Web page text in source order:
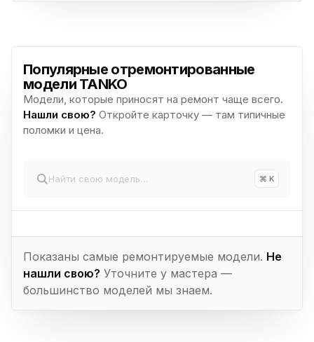
Популярные отремонтированные
модели TANKO
Модели, которые приносят на ремонт чаще всего.
Нашли свою? Откройте карточку — там типичные
поломки и цена.
⌘ K
Показаны самые ремонтируемые модели. Не
нашли свою? Уточните у мастера —
большинство моделей мы знаем.